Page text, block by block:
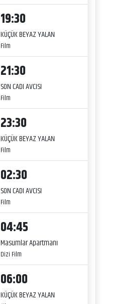
19:30
KÜÇÜK BEYAZ YALAN
Film
21:30
SON CADI AVCISI
Film
23:30
KÜÇÜK BEYAZ YALAN
Film
02:30
SON CADI AVCISI
Film
04:45
Masumlar Apartmanı
Dizi Film
06:00
KÜÇÜK BEYAZ YALAN